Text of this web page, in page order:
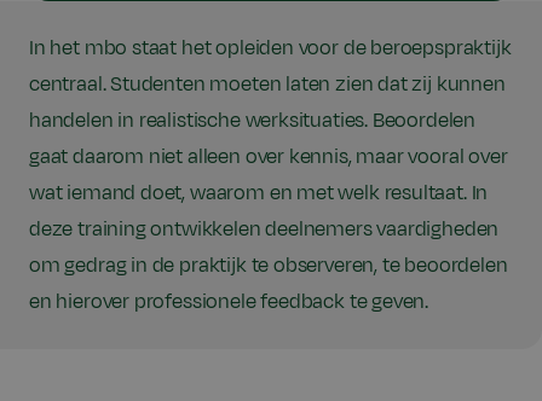
In het mbo staat het opleiden voor de beroepspraktijk
centraal. Studenten moeten laten zien dat zij kunnen
handelen in realistische werksituaties. Beoordelen
gaat daarom niet alleen over kennis, maar vooral over
wat iemand doet, waarom en met welk resultaat. In
deze training ontwikkelen deelnemers vaardigheden
om gedrag in de praktijk te observeren, te beoordelen
en hierover professionele feedback te geven.